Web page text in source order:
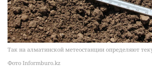
Так на алматинской метеостанции определяют
Фото Informburo.kz